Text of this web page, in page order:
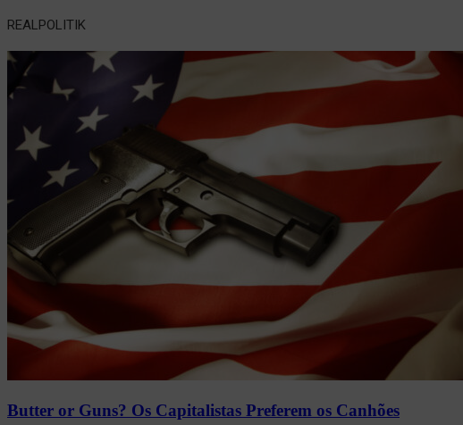
REALPOLITIK
Butter or Guns? Os Capitalistas Preferem os Canhões